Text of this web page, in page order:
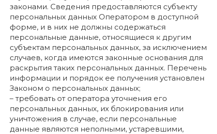
законами. Сведения предоставляются субъекту
персональных данных Оператором в доступной
форме, и в них не должны содержаться
персональные данные, относящиеся к другим
субъектам персональных данных, за исключением
случаев, когда имеются законные основания для
раскрытия таких персональных данных. Перечень
информации и порядок ее получения установлен
Законом о персональных данных;
– требовать от оператора уточнения его
персональных данных, их блокирования или
уничтожения в случае, если персональные
данные являются неполными, устаревшими,